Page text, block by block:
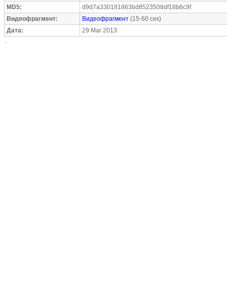
MD5:
d9d7a330181863bd8523508df18b6c9f
Видеофрагмент:
Видеофрагмент (15-60 сек)
Дата:
29 Mar 2013